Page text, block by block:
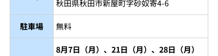
秋田県秋田市新屋町字砂奴寄4-6
駐車場
無料
8月7日（月）、21日（月）、28日（月）